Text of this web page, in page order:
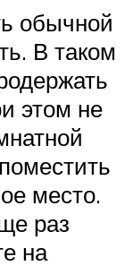
обычной
В таком
этом не
место.
раз
на